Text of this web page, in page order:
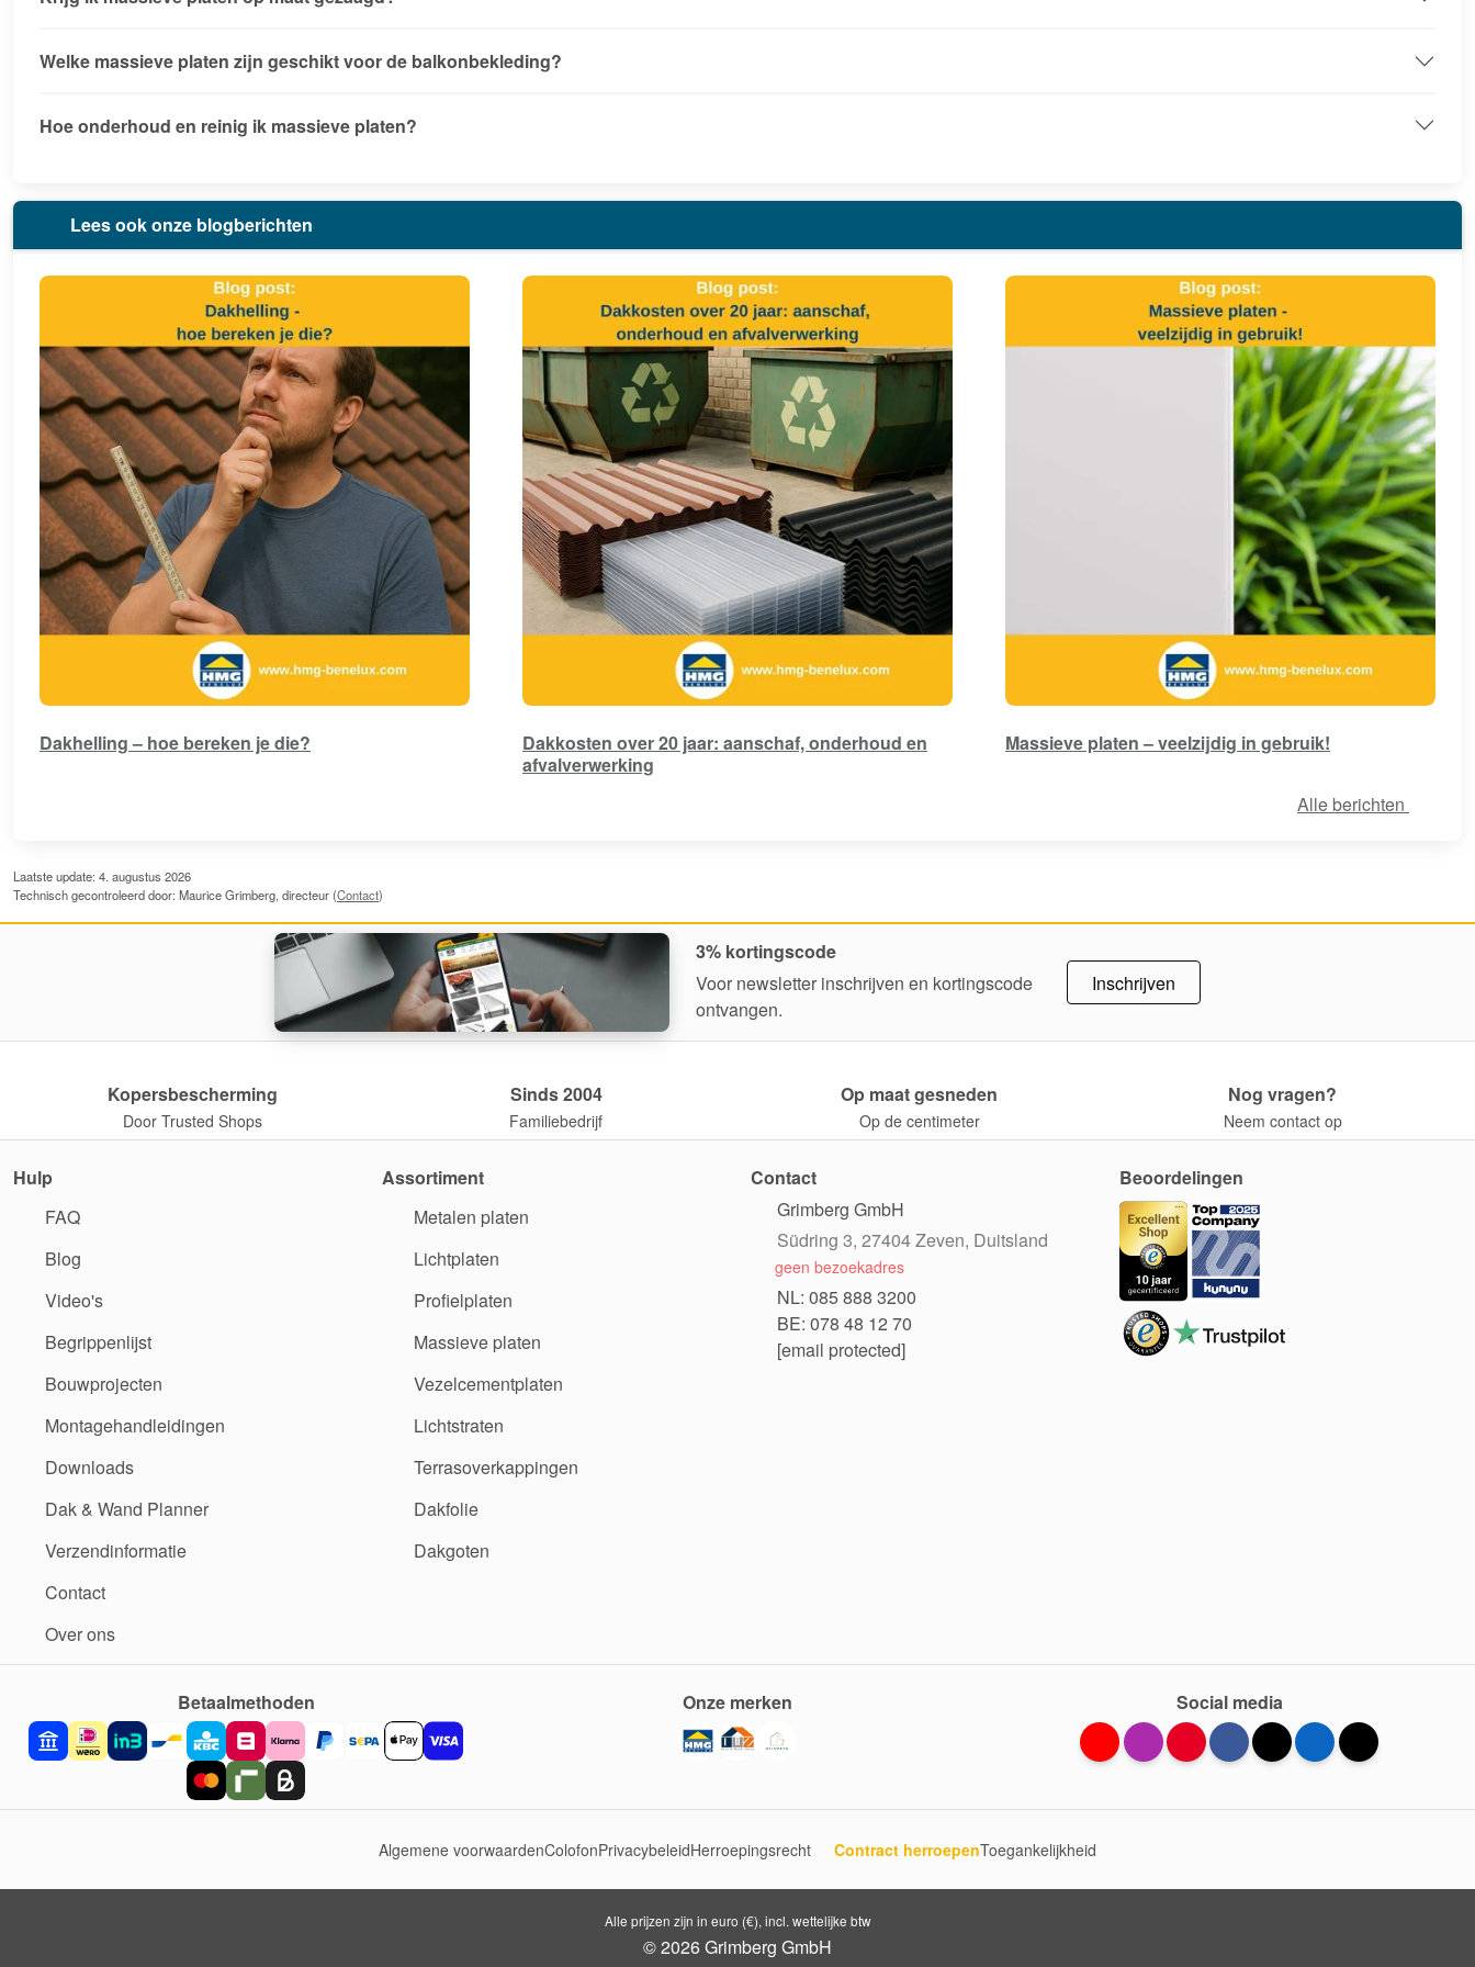
Welke massieve platen zijn geschikt voor de balkonbekleding?
Hoe onderhoud en reinig ik massieve platen?
Lees ook onze blogberichten
Dakhelling – hoe bereken je die?
Dakkosten over 20 jaar: aanschaf, onderhoud en
afvalverwerking
Massieve platen – veelzijdig in gebruik!
Alle berichten
Laatste update: 4. augustus 2026
Technisch gecontroleerd door: Maurice Grimberg, directeur (Contact)
3% kortingscode
Voor newsletter inschrijven en kortingscode
ontvangen.
Inschrijven
Kopersbescherming
Door Trusted Shops
Sinds 2004
Familiebedrijf
Op maat gesneden
Op de centimeter
Nog vragen?
Neem contact op
Hulp
FAQ
Blog
Video's
Begrippenlijst
Bouwprojecten
Montagehandleidingen
Downloads
Dak & Wand Planner
Verzendinformatie
Contact
Over ons
Assortiment
Metalen platen
Lichtplaten
Profielplaten
Massieve platen
Vezelcementplaten
Lichtstraten
Terrasoverkappingen
Dakfolie
Dakgoten
Contact
Grimberg GmbH
Südring 3, 27404 Zeven, Duitsland
geen bezoekadres
NL: 085 888 3200
BE: 078 48 12 70
[email protected]
Beoordelingen
Betaalmethoden Onze merken Social media
Algemene voorwaardenColofonPrivacybeleidHerroepingsrecht Contract herroepenToegankelijkheid
Alle prijzen zijn in euro (€), incl. wettelijke btw
© 2026 Grimberg GmbH